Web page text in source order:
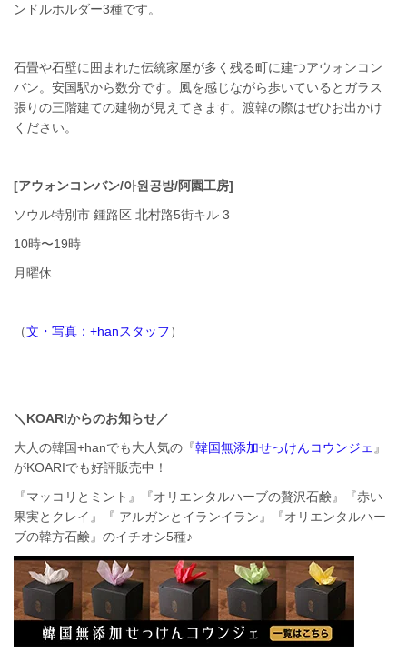
ンドルホルダー3種です。
石畳や石壁に囲まれた伝統家屋が多く残る町に建つアウォンコン
バン。安国駅から数分です。風を感じながら歩いているとガラス
張りの三階建ての建物が見えてきます。渡韓の際はぜひお出かけ
ください。
[アウォンコンバン/아원공방/阿園工房]
ソウル特別市 鍾路区 北村路5街キル 3
10時〜19時
月曜休
（文・写真：+hanスタッフ）
＼KOARIからのお知らせ／
大人の韓国+hanでも大人気の『韓国無添加せっけんコウンジェ 』
がKOARIでも好評販売中！
『マッコリとミント』『オリエンタルハーブの贅沢石鹸』『赤い
果実とクレイ』『 アルガンとイランイラン』『オリエンタルハー
ブの韓方石鹸』のイチオシ5種♪